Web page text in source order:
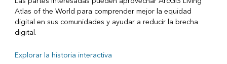
Atlas of the World para comprender mejor la equidad
digital en sus comunidades y ayudar a reducir la brecha
digital.
Explorar la historia interactiva